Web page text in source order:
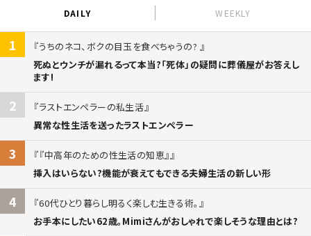
DAILY WEEKLY
1
うちのネコ、ボクの目玉を食べちゃうの?
死ぬとウンチが漏れるって本当?「死体」の疑問に葬儀屋がお答えし
ます!
2
ラストエンペラーの私生活
異常な性生活を送ったラストエンペラー
3
『中高年のための性生活の知恵』
挿入はいらない?機能が衰えてもできる夫婦生活の新しい形
4
60代ひとり暮らし明るく楽しむ生きる術。
お手本にしたい62歳。Mimiさんがおしゃれで楽しそうな理由とは?